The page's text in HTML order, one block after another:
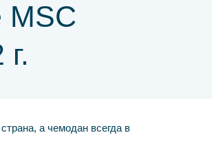
MSC
а чемодан всегда в